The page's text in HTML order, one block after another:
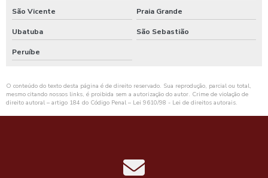
São Vicente Praia Grande
Ubatuba São Sebastião
Peruíbe
O conteúdo do texto desta página é de direito reservado. Sua reprodução, parcial ou total,
mesmo citando nossos links, é proibida sem a autorização do autor. Crime de violação de
direito autoral – artigo 184 do Código Penal – Lei 9610/98 - Lei de direitos autorais.